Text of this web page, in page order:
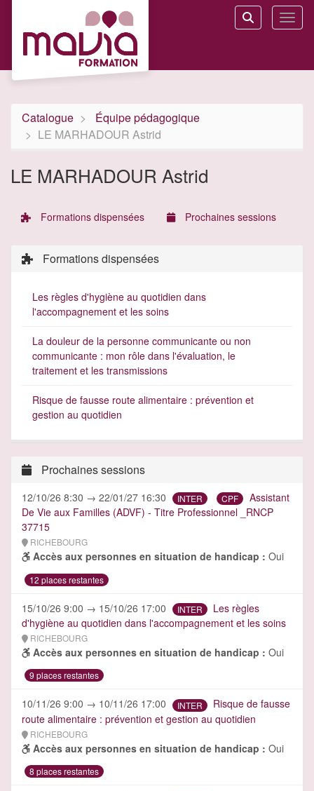
Aller au menu principal
Aller au contenu principal
Personnaliser l'interface
Rechercher
Catalogue
Équipe pédagogique
LE MARHADOUR Astrid
LE MARHADOUR Astrid
Formations dispensées Prochaines sessions
Formations dispensées
Les règles d'hygiène au quotidien dans
l'accompagnement et les soins
La douleur de la personne communicante ou non
communicante : mon rôle dans l'évaluation, le
traitement et les transmissions
Risque de fausse route alimentaire : prévention et
gestion au quotidien
Prochaines sessions
12/10/26 8:30 → 22/01/27 16:30 INTER CPF
Assistant
De Vie aux Familles (ADVF) - Titre Professionnel _RNCP
37715
RICHEBOURG
Accès aux personnes en situation de handicap : Oui
12 places restantes
15/10/26 9:00 → 15/10/26 17:00 INTER
Les règles
d'hygiène au quotidien dans l'accompagnement et les soins
RICHEBOURG
Accès aux personnes en situation de handicap : Oui
9 places restantes
10/11/26 9:00 → 10/11/26 17:00 INTER
Risque de fausse
route alimentaire : prévention et gestion au quotidien
RICHEBOURG
Accès aux personnes en situation de handicap : Oui
8 places restantes